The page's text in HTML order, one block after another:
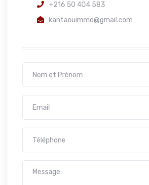
+216 50 404 583
kantaouimmo@gmail.com